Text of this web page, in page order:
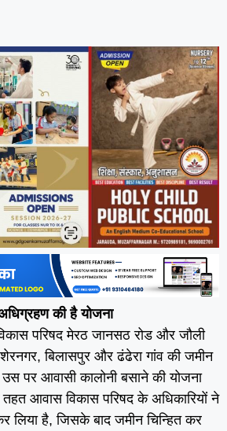
की है योजना
परिषद मेरठ जानसठ रोड और जौली
बिलासपुर और ढंढेरा गांव की जमीन
पर आवासी कालोनी बसाने की योजना
आवास विकास परिषद के अधिकारियों ने
लिया है, जिसके बाद जमीन चिन्हित कर